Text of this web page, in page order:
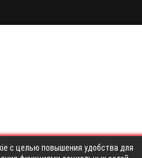
с целью повышения удобства для